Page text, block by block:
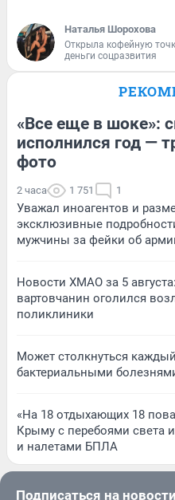
Наталья Шорохова
Открыла кофейную
деньги соцразвития
«Все еще в шоке»:
исполнился год —
фото
2 часа 1 751 1
Уважал иноагентов и
эксклюзивные
мужчины за фейки об
Новости ХМАО за 5
вартовчанин оголился
поликлиники
Может столкнуться
бактериальными
«На 18 отдыхающих 18
Крыму с перебоями света
и налетами БПЛА
Подписаться на новости